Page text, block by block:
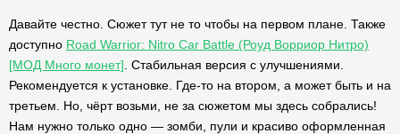
Давайте честно. Сюжет тут не то чтобы на первом плане. Также
доступно Road Warrior: Nitro Car Battle (Роуд Ворриор Нитро)
[МОД Много монет] . Стабильная версия с улучшениями.
Рекомендуется к установке. Где-то на втором, а может быть и на
третьем. Но, чёрт возьми, не за сюжетом мы здесь собрались!
Нам нужно только одно — зомби, пули и красиво оформленная